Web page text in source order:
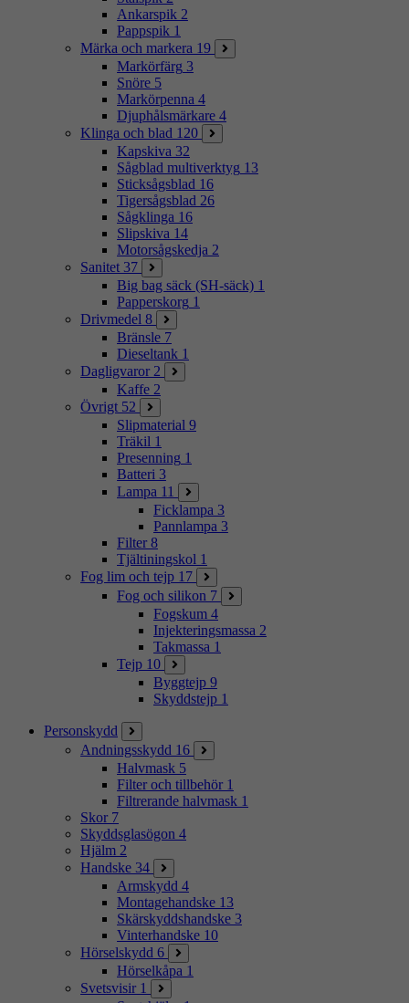
Ankarspik 2
Pappspik 1
Märka och markera 19
Markörfärg 3
Snöre 5
Markörpenna 4
Djuphålsmärkare 4
Klinga och blad 120
Kapskiva 32
Sågblad multiverktyg 13
Sticksågsblad 16
Tigersågsblad 26
Sågklinga 16
Slipskiva 14
Motorsågskedja 2
Sanitet 37
Big bag säck (SH-säck) 1
Papperskorg 1
Drivmedel 8
Bränsle 7
Dieseltank 1
Dagligvaror 2
Kaffe 2
Övrigt 52
Slipmaterial 9
Träkil 1
Presenning 1
Batteri 3
Lampa 11
Ficklampa 3
Pannlampa 3
Filter 8
Tjältiningskol 1
Fog lim och tejp 17
Fog och silikon 7
Fogskum 4
Injekteringsmassa 2
Takmassa 1
Tejp 10
Byggtejp 9
Skyddstejp 1
Personskydd
Andningsskydd 16
Halvmask 5
Filter och tillbehör 1
Filtrerande halvmask 1
Skor 7
Skyddsglasögon 4
Hjälm 2
Handske 34
Armskydd 4
Montagehandske 13
Skärskyddshandske 3
Vinterhandske 10
Hörselskydd 6
Hörselkåpa 1
Svetsvisir 1